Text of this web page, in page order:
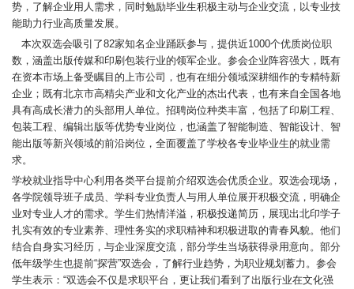
势，了解企业用人需求，同时勉励毕业生积极主动与企业交流，以专业技
能助力行业高质量发展。
本次双选会吸引了82家知名企业踊跃参与，提供近1000个优质岗位职
数，涵盖出版传媒和印刷包装行业的领军企业。参会企业阵容强大，既有
在资本市场上备受瞩目的上市公司，也有在细分领域深耕细作的专精特新
企业；既有北京市高精尖产业和文化产业的杰出代表，也有来自全国各地
具有高成长潜力的头部用人单位。招聘岗位种类丰富，包括了印刷工程、
包装工程、编辑出版等优势专业岗位，也涵盖了智能制造、智能设计、智
能出版等新兴领域的前沿岗位，全面覆盖了学校各专业毕业生的就业需
求。
学校就业指导中心利用各类平台提前介绍双选会优质企业。双选会现场，
各学院领导班子成员、学科专业负责人与用人单位展开积极交流，明确企
业对专业人才的需求。学生们热情洋溢，积极投递简历，展现出北印学子
扎实有效的专业素养、理性务实的求职精神和积极进取的青春风貌。他们
结合自身实习经历，与企业深度交流，部分学生当场获得录用意向。部分
低年级学生也提前“探营”双选会，了解行业趋势，为职业规划蓄力。参会
学生表示：“双选会不仅是求职平台，更让我们看到了出版行业在文化强